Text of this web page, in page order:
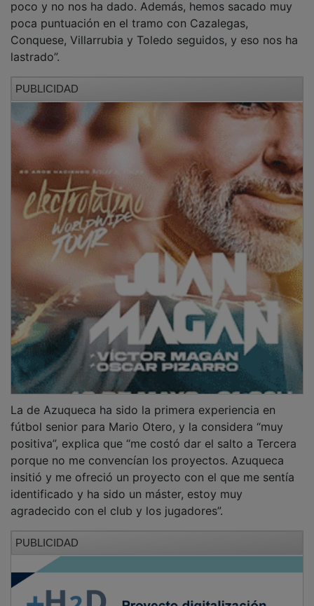
poca puntuación en el tramo con Cazalegas,
Conquese, Villarrubia y Toledo seguidos, y eso nos ha
lastrado”.
fútbol senior para Mario Otero, y la considera “muy
positiva”, explica que “me costó dar el salto a Tercera
porque no me convencían los proyectos. Azuqueca
insitió y me ofreció un proyecto con el que me sentía
identificado y ha sido un máster, estoy muy
agradecido con el club y los jugadores”.